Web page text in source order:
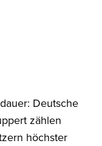
Deutsche
zählen
höchster